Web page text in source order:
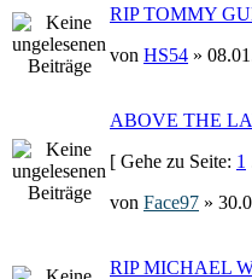
RIP TOMMY
von HS54 »
ABOVE THE
[ Gehe zu Seite: 1
von Face97 »
RIP MICHAEL